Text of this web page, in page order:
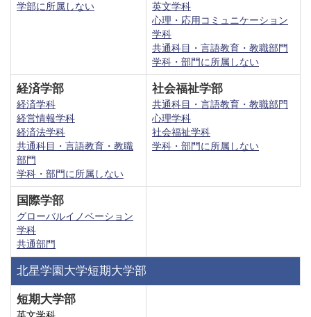
学部に所属しない
英文学科
心理・応用コミュニケーション
学科
共通科目・言語教育・教職部門
学科・部門に所属しない
経済学部
経済学科
経営情報学科
経済法学科
共通科目・言語教育・教職
部門
学科・部門に所属しない
社会福祉学部
共通科目・言語教育・教職部門
心理学科
社会福祉学科
学科・部門に所属しない
国際学部
グローバルイノベーション
学科
共通部門
北星学園大学短期大学部
短期大学部